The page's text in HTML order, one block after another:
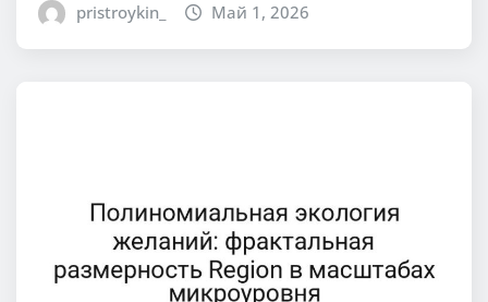
pristroykin_ Май 1, 2026